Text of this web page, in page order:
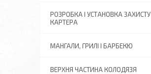
РОЗРОБКА І УСТАНОВКА ЗАХИСТУ
КАРТЕРА
МАНГАЛИ, ГРИЛІ І БАРБЕКЮ
ВЕРХНЯ ЧАСТИНА КОЛОДЯЗЯ